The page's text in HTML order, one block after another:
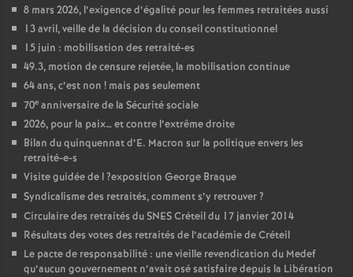
8 mars 2026, l’exigence d’égalité pour les femmes retraitées aussi
13 avril, veille de la décision du conseil constitutionnel
15 juin : mobilisation des retraité-es
49.3, motion de censure rejetée, la mobilisation continue
64 ans, c’est non ! mais pas seulement
70e anniversaire de la Sécurité sociale
2026, pour la paix… et contre l’extrême droite
Bilan du quinquennat d’E. Macron sur la politique envers les
retraité-e-s
Visite guidée de l?exposition George Braque
Syndicalisme des retraités, comment s’y retrouver?
Circulaire des retraités duSNESCréteil du 17 janvier 2014
Résultats des votes des retraités de l’académie de Créteil
Le pacte de responsabilité : une vieille revendication du Medef
qu’aucun gouvernement n’avait osé satisfaire depuis la Libération